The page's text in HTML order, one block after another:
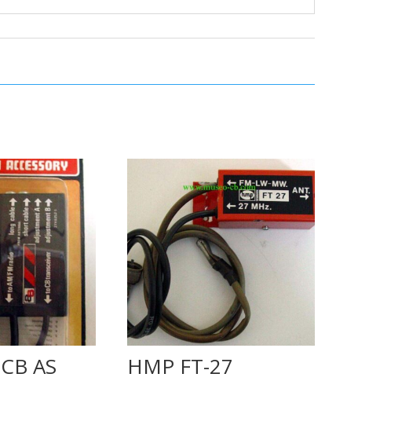
AS HMP FT-27